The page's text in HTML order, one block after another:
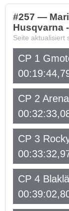
#257 —
Husqvarna
Seite aktualisiert
CP 1
CP 2
CP 3
CP 4